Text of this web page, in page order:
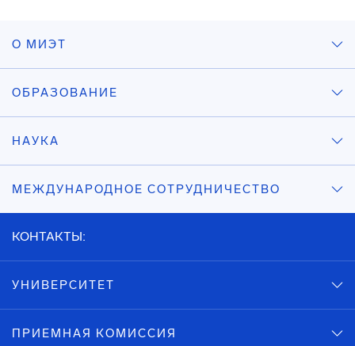
О МИЭТ
ОБРАЗОВАНИЕ
НАУКА
МЕЖДУНАРОДНОЕ СОТРУДНИЧЕСТВО
КОНТАКТЫ:
УНИВЕРСИТЕТ
ПРИЕМНАЯ КОМИССИЯ